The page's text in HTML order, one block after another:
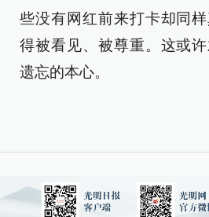
些没有网红前来打卡却同
得被看见、被尊重。这或
遗忘的本心。